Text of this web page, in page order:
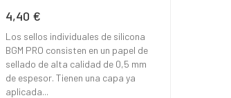
Precio
4,40 €
Los sellos individuales de silicona
BGM PRO consisten en un papel de
sellado de alta calidad de 0,5 mm
de espesor. Tienen una capa ya
aplicada...